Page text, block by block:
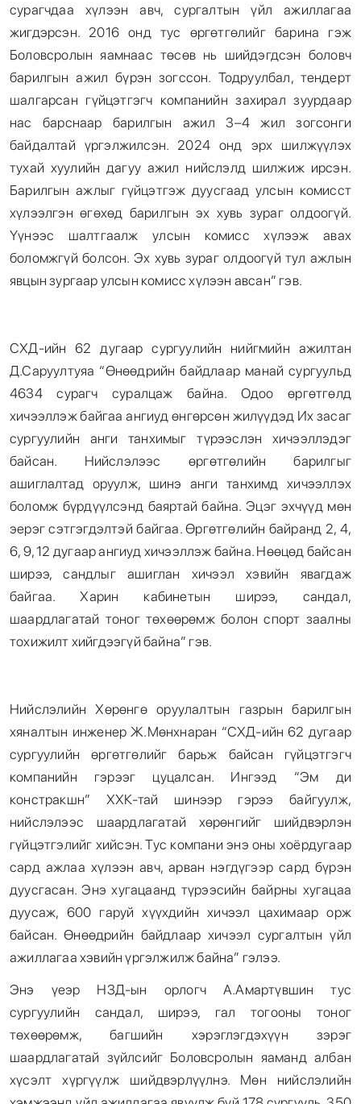
сурагчдаа хүлээн авч, сургалтын үйл ажиллагаа
жигдэрсэн. 2016 онд тус өргөтгөлийг барина гэж
Боловсролын яамнаас төсөв нь шийдэгдсэн боловч
барилгын ажил бүрэн зогссон. Тодруулбал, тендерт
шалгарсан гүйцэтгэгч компанийн захирал зуурдаар
нас барснаар барилгын ажил 3–4 жил зогсонги
байдалтай үргэлжилсэн. 2024 онд эрх шилжүүлэх
тухай хуулийн дагуу ажил нийслэлд шилжиж ирсэн.
Барилгын ажлыг гүйцэтгэж дуусгаад улсын комисст
хүлээлгэн өгөхөд барилгын эх хувь зураг олдоогүй.
Үүнээс шалтгаалж улсын комисс хүлээж авах
боломжгүй болсон. Эх хувь зураг олдоогүй тул ажлын
явцын зургаар улсын комисс хүлээн авсан” гэв.
СХД-ийн 62 дугаар сургуулийн нийгмийн ажилтан
Д.Саруултуяа “Өнөөдрийн байдлаар манай сургуульд
4634 сурагч суралцаж байна. Одоо өргөтгөлд
хичээллэж байгаа ангиуд өнгөрсөн жилүүдэд Их засаг
сургуулийн анги танхимыг түрээслэн хичээллэдэг
байсан. Нийслэлээс өргөтгөлийн барилгыг
ашиглалтад оруулж, шинэ анги танхимд хичээллэх
боломж бүрдүүлсэнд баяртай байна. Эцэг эхчүүд мөн
эерэг сэтгэгдэлтэй байгаа. Өргөтгөлийн байранд 2, 4,
6, 9, 12 дугаар ангиуд хичээллэж байна. Нөөцөд байсан
ширээ, сандлыг ашиглан хичээл хэвийн явагдаж
байгаа. Харин кабинетын ширээ, сандал,
шаардлагатай тоног төхөөрөмж болон спорт заалны
тохижилт хийгдээгүй байна” гэв.
Нийслэлийн Хөрөнгө оруулалтын газрын барилгын
хяналтын инженер Ж.Мөнхнаран “СХД-ийн 62 дугаар
сургуулийн өргөтгөлийг барьж байсан гүйцэтгэгч
компанийн гэрээг цуцалсан. Ингээд “Эм ди
констракшн” ХХК-тай шинээр гэрээ байгуулж,
нийслэлээс шаардлагатай хөрөнгийг шийдвэрлэн
гүйцэтгэлийг хийсэн. Тус компани энэ оны хоёрдугаар
сард ажлаа хүлээн авч, арван нэгдүгээр сард бүрэн
дуусгасан. Энэ хугацаанд түрээсийн байрны хугацаа
дуусаж, 600 гаруй хүүхдийн хичээл цахимаар орж
байсан. Өнөөдрийн байдлаар хичээл сургалтын үйл
ажиллагаа хэвийн үргэлжилж байна” гэлээ.
Энэ үеэр НЗД-ын орлогч А.Амартүвшин тус
сургуулийн сандал, ширээ, гал тогооны тоног
төхөөрөмж, багшийн хэрэглэгдэхүүн зэрэг
шаардлагатай зүйлсийг Боловсролын яаманд албан
хүсэлт хүргүүлж шийдвэрлүүлнэ. Мөн нийслэлийн